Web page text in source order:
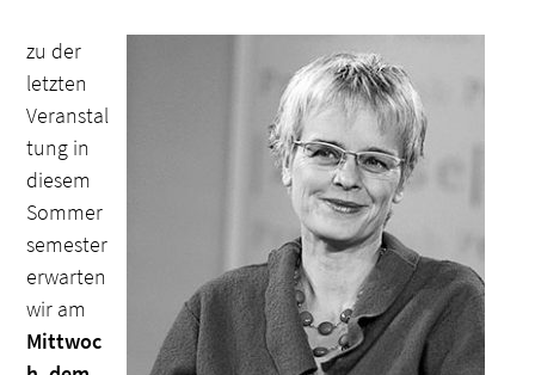
zu der
letzten
Veranstal
tung in
diesem
Sommer
semester
erwarten
wir am
Mittwoc